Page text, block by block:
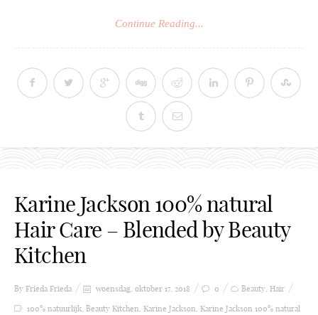
Continue Reading...
Karine Jackson 100% natural
Hair Care – Blended by Beauty
Kitchen
By Frieda Frieda woensdag, oktober 17, 2018 0 Beauty Hair
100% natuurlijk Beauty Kitchen Karine Jackson Karine Jackson 100% natural